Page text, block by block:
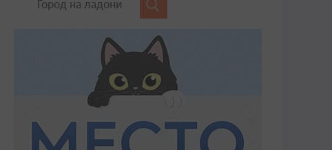
Город на ладони